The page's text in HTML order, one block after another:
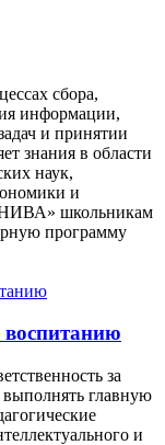
сбора,
информации,
и принятии
знания в области
наук,
и
школьникам
программу
за
главную
и